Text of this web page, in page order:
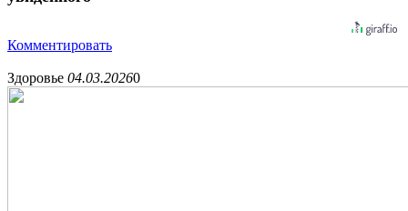
Комментировать
Здоровье 04.03.20260